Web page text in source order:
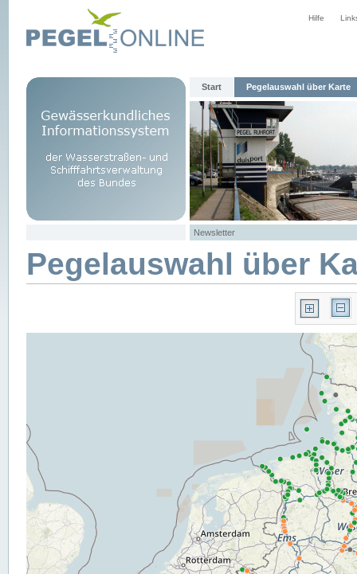
Hilfe
Start Pegelauswahl über Karte
Newsletter
Pegelauswahl über